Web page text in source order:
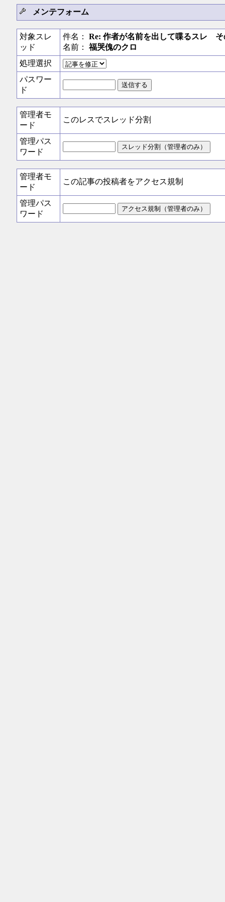
メンテフォーム
対象スレ
ッド
件名： Re: 作者が名前を出して喋るスレ そ
名前：福哭傀のクロ
処理選択
パスワー
ド
管理者モ
ード
このレスでスレッド分割
管理パス
ワード
管理者モ
ード
この記事の投稿者をアクセス規制
管理パス
ワード